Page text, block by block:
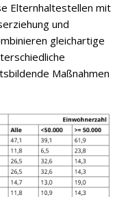
Elternhaltestellen mit
und
gleichartige
Maßnahmen